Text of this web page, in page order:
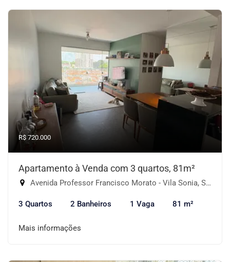
R$ 720.000
Apartamento à Venda com 3 quartos, 81m²
Avenida Professor Francisco Morato - Vila Sonia, São Paulo-SP
3 Quartos 2 Banheiros 1 Vaga 81 m²
Mais informações